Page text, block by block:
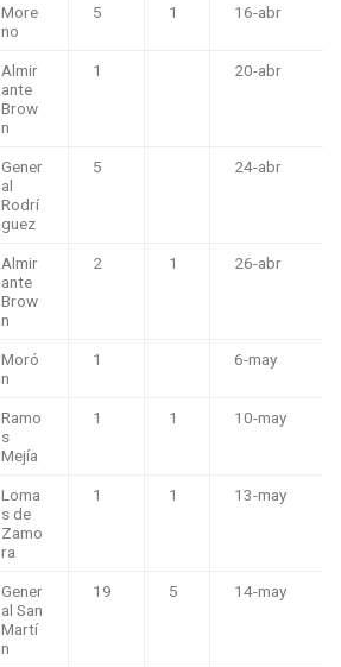
More
no
5 1 16-abr
Almir
ante
Brow
n
1 20-abr
Gener
al
Rodrí
guez
5 24-abr
Almir
ante
Brow
n
2 1 26-abr
Moró
n
1 6-may
Ramo
s
Mejía
1 1 10-may
Loma
s de
Zamo
ra
1 1 13-may
Gener
al San
Martí
n
19 5 14-may